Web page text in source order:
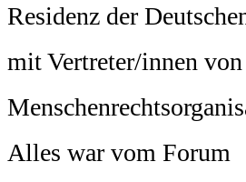
Residenz der
mit Vertreter/innen von
Alles war vom Forum